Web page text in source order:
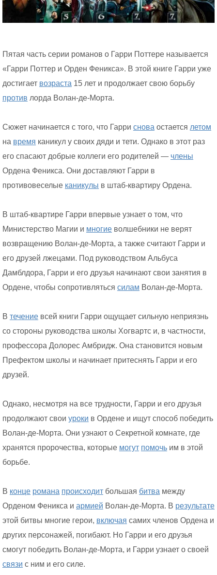
Пятая часть серии романов о Гарри Поттере называется
«Гарри Поттер и Орден Феникса». В этой книге Гарри уже
достигает возраста 15 лет и продолжает свою борьбу
против лорда Волан-де-Морта.
Сюжет начинается с того, что Гарри снова остается летом
на время каникул у своих дяди и тети. Однако в этот раз
его спасают добрые коллеги его родителей — члены
Ордена Феникса. Они доставляют Гарри в
противовеселые каникулы в штаб-квартиру Ордена.
В штаб-квартире Гарри впервые узнает о том, что
Министерство Магии и многие волшебники не верят
возвращению Волан-де-Морта, а также считают Гарри и
его друзей лжецами. Под руководством Альбуса
Дамблдора, Гарри и его друзья начинают свои занятия в
Ордене, чтобы сопротивляться силам Волан-де-Морта.
В течение всей книги Гарри ощущает сильную неприязнь
со стороны руководства школы Хогвартс и, в частности,
профессора Долорес Амбридж. Она становится новым
Префектом школы и начинает притеснять Гарри и его
друзей.
Однако, несмотря на все трудности, Гарри и его друзья
продолжают свои уроки в Ордене и ищут способ победить
Волан-де-Морта. Они узнают о Секретной комнате, где
хранятся пророчества, которые могут помочь им в этой
борьбе.
В конце романа происходит большая битва между
Орденом Феникса и армией Волан-де-Морта. В результате
этой битвы многие герои, включая самих членов Ордена и
других персонажей, погибают. Но Гарри и его друзья
смогут победить Волан-де-Морта, и Гарри узнает о своей
связи с ним и его силе.